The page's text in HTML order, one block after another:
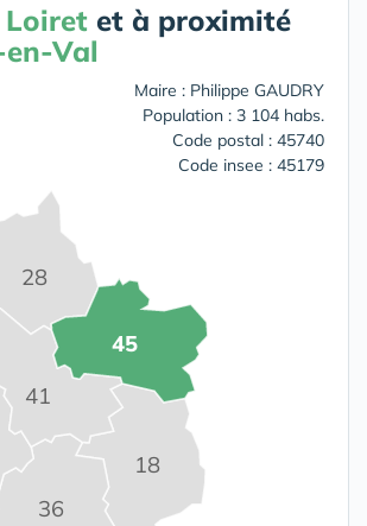
Loiret et à proximité
Val
Maire : Philippe GAUDRY
Population : 3 104 habs.
Code postal : 45740
Code insee : 45179
18
28
36
41
45